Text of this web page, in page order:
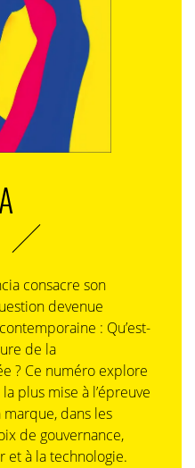
consacre son
devenue
: Qu’est-
de la
? Ce numéro explore
plus mise à l’épreuve
marque, dans les
de gouvernance,
et à la technologie.